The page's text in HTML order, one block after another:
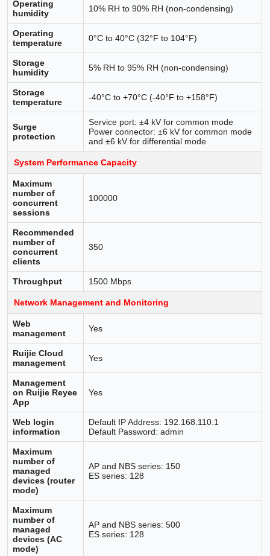
Operating
humidity
10% RH to 90% RH (non-condensing)
Operating
temperature
0°C to 40°C (32°F to 104°F)
Storage
humidity
5% RH to 95% RH (non-condensing)
Storage
temperature
-40°C to +70°C (-40°F to +158°F)
Surge
protection
Service port: ±4 kV for common mode
Power connector: ±6 kV for common mode
and ±6 kV for differential mode
System Performance Capacity
Maximum
number of
concurrent
sessions
100000
Recommended
number of
concurrent
clients
350
Throughput 1500 Mbps
Network Management and Monitoring
Web
management
Yes
Ruijie Cloud
management
Yes
Management
on Ruijie Reyee
App
Yes
Web login
information
Default IP Address: 192.168.110.1
Default Password: admin
Maximum
number of
managed
devices (router
mode)
AP and NBS series: 150
ES series: 128
Maximum
number of
managed
devices (AC
mode)
AP and NBS series: 500
ES series: 128